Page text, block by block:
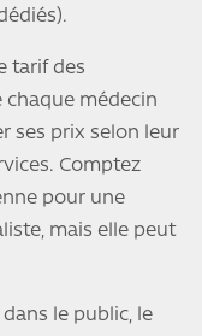
tarif des
chaque médecin
ses prix selon leur
Comptez
pour une
mais elle peut
le public, le